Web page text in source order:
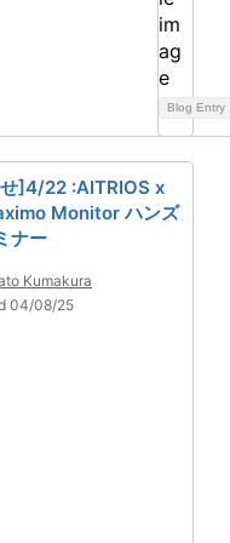
Blog Entry
]4/22 :AITRIOS x
Monitor ハンズ
ナー
Kumakura
04/08/25